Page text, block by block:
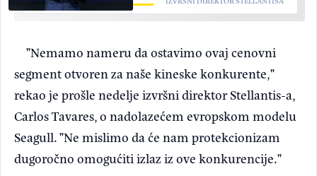
"Nemamo nameru da ostavimo ovaj cenovni
segment otvoren za naše kineske konkurente,"
rekao je prošle nedelje izvršni direktor Stellantis-a,
Carlos Tavares, o nadolazećem evropskom modelu
Seagull. "Ne mislimo da će nam protekcionizam
dugoročno omogućiti izlaz iz ove konkurencije."